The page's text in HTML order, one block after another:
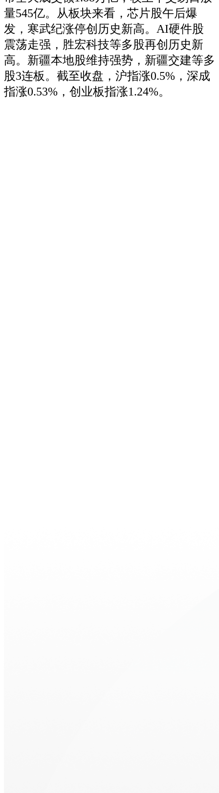
量545亿。从板块来看，芯片股午后爆
发，寒武纪涨停创历史新高。AI硬件股
震荡走强，胜宏科技等多股再创历史新
高。新疆本地股维持强势，新疆交建等多
股3连板。截至收盘，沪指涨0.5%，深成
指涨0.53%，创业板指涨1.24%。